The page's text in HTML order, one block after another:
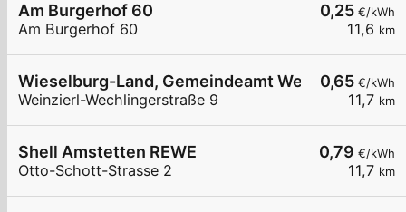
0,25 €/kWh
11,6 km
Am Burgerhof 60
Am Burgerhof 60
0,65 €/kWh
11,7 km
Wieselburg-Land, Gemeindeamt Weinzierl
Weinzierl-Wechlingerstraße 9
0,79 €/kWh
11,7 km
Shell Amstetten REWE
Otto-Schott-Strasse 2